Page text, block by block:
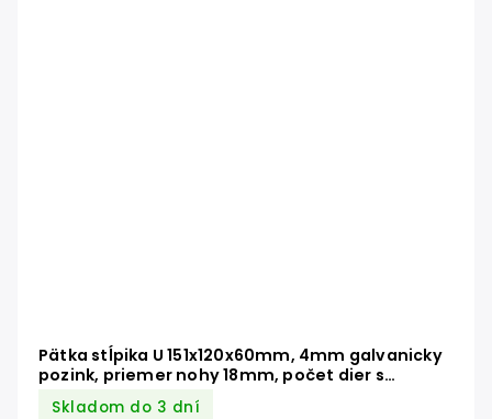
Pätka stĺpika U 151x120x60mm, 4mm galvanicky
pozink, priemer nohy 18mm, počet dier s
priemerom 11mm-6ks
Skladom do 3 dní